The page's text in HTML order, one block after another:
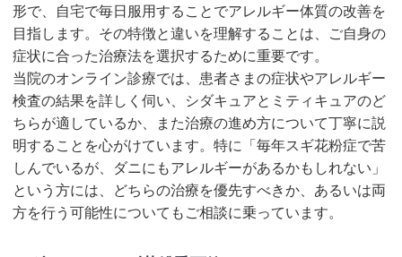
形で、自宅で毎日服用することでアレルギー体質の改善を
目指します。その特徴と違いを理解することは、ご自身の
症状に合った治療法を選択するために重要です。
当院のオンライン診療では、患者さまの症状やアレルギー
検査の結果を詳しく伺い、シダキュアとミティキュアのど
ちらが適しているか、また治療の進め方について丁寧に説
明することを心がけています。特に「毎年スギ花粉症で苦
しんでいるが、ダニにもアレルギーがあるかもしれない」
という方には、どちらの治療を優先すべきか、あるいは両
方を行う可能性についてもご相談に乗っています。